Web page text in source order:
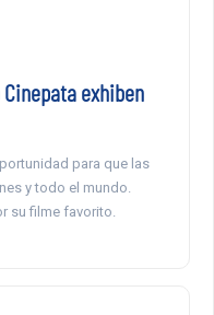
exhiben
para que las
y todo el mundo.
su filme favorito.